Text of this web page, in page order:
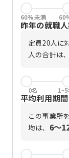
60%未満
昨年の就職
定員20人に
人の合計は、
0名
平均利用期間
この事業所
均は、 6〜